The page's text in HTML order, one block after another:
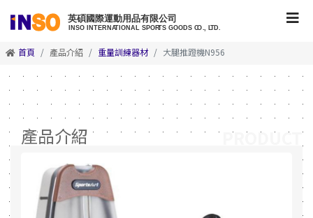
首頁 產品介紹 重量訓練器材 大腿推蹬機N956
產品介紹 PRODUCT